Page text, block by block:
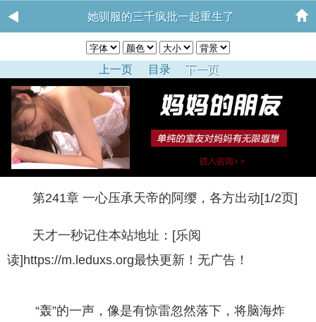
她驯服的三千疯批一起重生了
上一页 目录 下一页
第241章 一心压承天帝的阿缨，各方出动[1/2页]
天才一秒记住本站地址：[乐阅
读]https://m.leduxs.org最快更新！无广告！
“轰”的一声，像是有惊雷忽然落下，将脑海炸